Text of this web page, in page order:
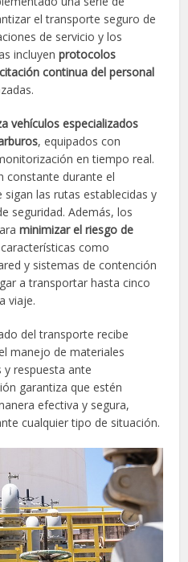
el transporte seguro de
de servicio y los
incluyenprotocolos
continua del personal
vehículos especializados
, equipados con
en tiempo real.
constante durante el
las rutas establecidas y
seguridad. Además, los
minimizar el riesgo de
como
y sistemas de contención
a transportar hasta cinco
viaje.
del transporte recibe
manejo de materiales
respuesta ante
garantiza que estén
efectiva y segura,
cualquier tipo de situación.